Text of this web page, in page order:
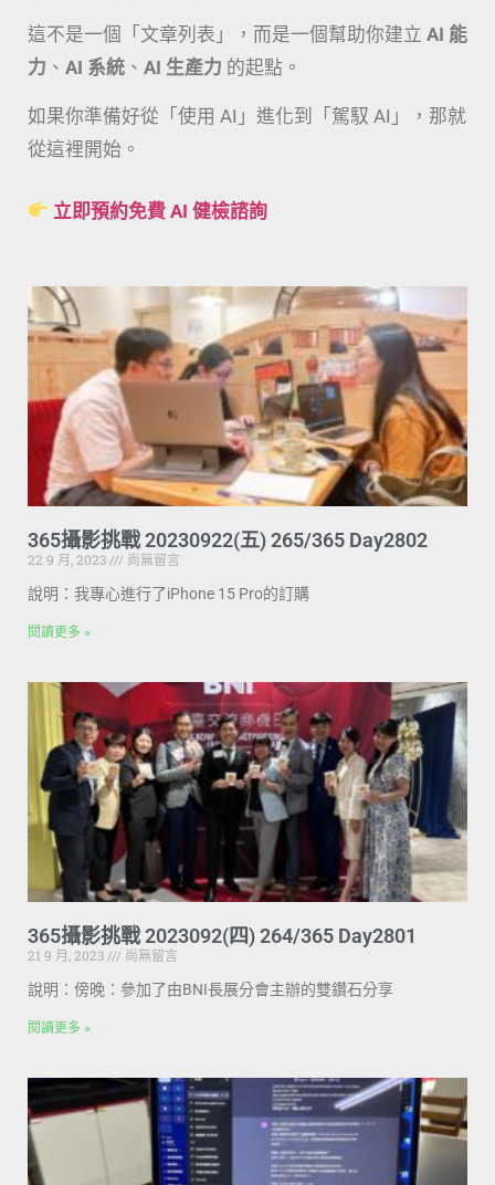
這不是一個「文章列表」，而是一個幫助你建立 AI 能
力 、 AI 系統 、 AI 生產力 的起點。
如果你準備好從「使用 AI」進化到「駕馭 AI」，那就
從這裡開始。
立即預約免費 AI 健檢諮詢
365攝影挑戰 20230922(五) 265/365 Day2802
22 9 月, 2023
尚無留言
說明：我專心進行了iPhone 15 Pro的訂購
閱讀更多 »
365攝影挑戰 2023092(四) 264/365 Day2801
21 9 月, 2023
尚無留言
說明：傍晚：參加了由BNI長展分會主辦的雙鑽石分享
閱讀更多 »